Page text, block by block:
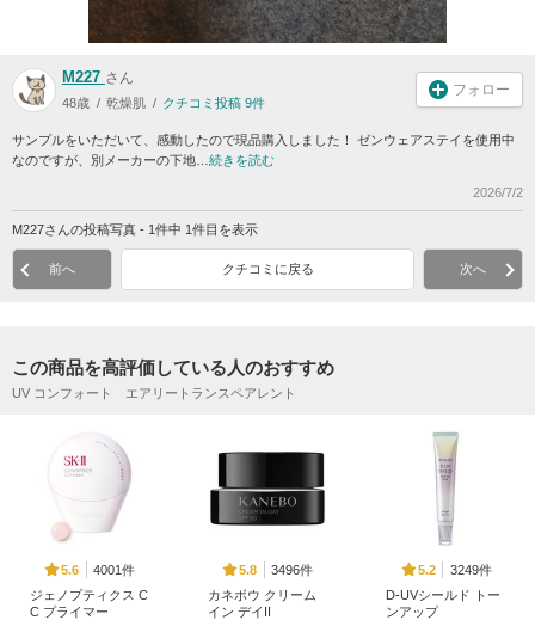
M227 さん
48歳 乾燥肌 クチコミ投稿 9件
フォロー
サンプルをいただいて、感動したので現品購入しました！ ゼンウェアステイを使用中
なのですが、別メーカーの下地… 続きを読む
2026/7/2
M227さんの投稿写真 - 1件中 1件目を表示
前へ クチコミに戻る 次へ
この商品を高評価している人のおすすめ
UV コンフォート エアリートランスペアレント
5.6
4001件
ジェノプティクス C
C プライマー
5.8
3496件
カネボウ クリーム
イン デイII
5.2
3249件
D-UVシールド トー
ンアップ